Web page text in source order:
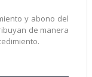
y abono del
de manera